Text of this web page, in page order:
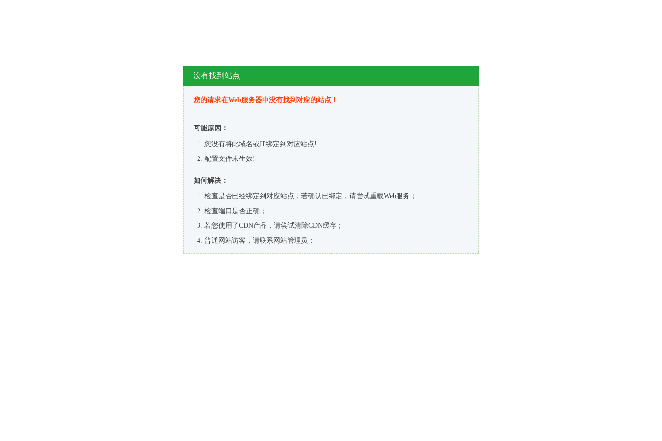
没有找到站点
您的请求在Web服务器中没有找到对应的站点！
可能原因：
您没有将此域名或IP绑定到对应站点!
配置文件未生效!
如何解决：
检查是否已经绑定到对应站点，若确认已绑定，请尝试重载Web服务；
检查端口是否正确；
若您使用了CDN产品，请尝试清除CDN缓存；
普通网站访客，请联系网站管理员；